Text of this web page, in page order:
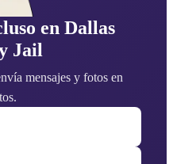
en Dallas
Jail
mensajes y fotos en